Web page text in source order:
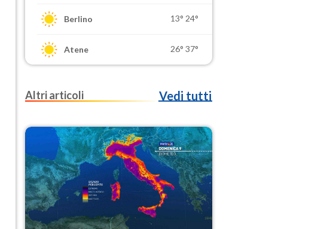
Berlino 13° 24°
Atene 26° 37°
Altri articoli Vedi tutti